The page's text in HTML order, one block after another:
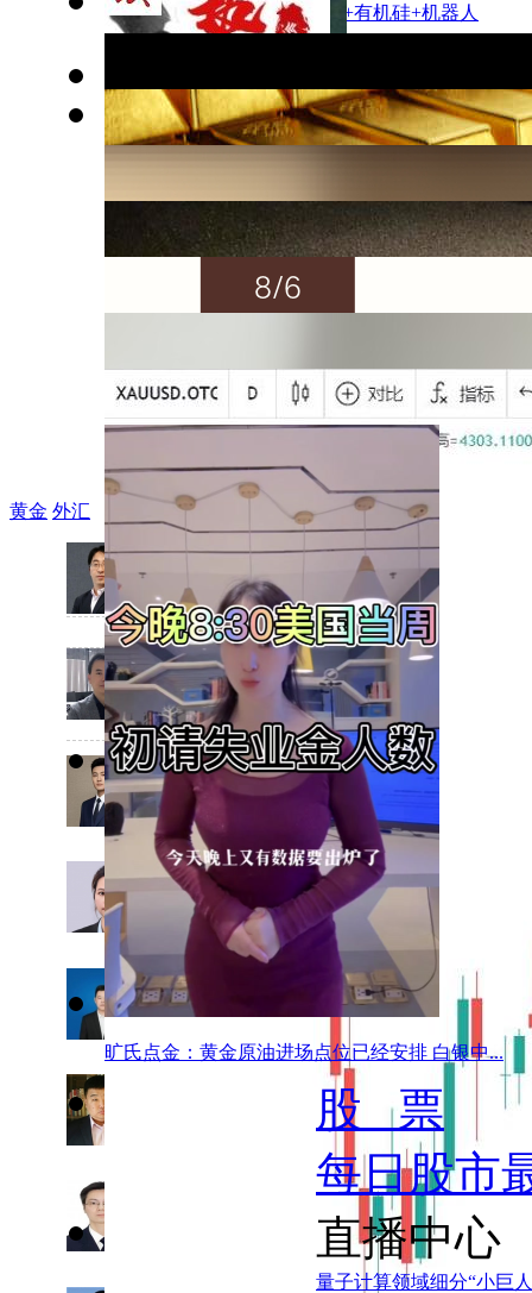
热点精选：有色钴+民爆概念+有机硅+机器人
板块轮动修复行情有望持续演绎（8月7日早评）
美国就业数据显示AI发展导致连续裁员，川普坐...
黄金大涨，错过机会，总比低位割肉强！
旷氏点金：黄金原油进场点位已经安排 白银中...
黄金 外汇
向TA提问
07日
14:00
抢钱俱
乐部 向TA提问
路演时间：
07日
16:00
付子晨
向TA提问
路演时间：
07日
20:00
徐文婷
向TA提问
路演时间：
21:00
金日策
略
向TA提问
14:00
股 票
每日股市
直播中心
量子计算领域细分“小巨